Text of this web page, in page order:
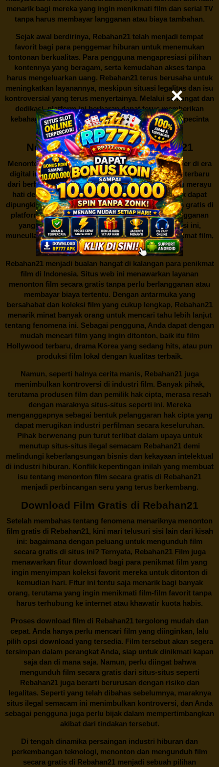
menarik bagi mereka yang ingin menikmati film dan serial TV
tanpa harus membayar langganan atau biaya tambahan.
Sejak awal berdirinya, Rebahan21 telah menjadi tempat
favorit bagi para penggemar hiburan untuk menemukan
tontonan berkualitas. Para pengguna mengapresiasi pilihan
kontennya yang beragam, serta kemudahan akses tanpa
harus mengeluarkan uang. Rebahan21terus berusaha untuk
meningkatkan layanannya, meskipun situasi legalitas dan isu
kontroversial yang terus menyertainya. Melalui semangat dan
dedikasi, platform ini berharap dapat terus memberikan
kebahagiaan dan hiburan bagi seluruh masyarakat pecinta
film dan serial TV di Indonesia.
Nonton Film Gratis di Rebahan21
Menonton film merupakan salah satu hiburan populer di era
digital ini. Banyak orang gemar menikmati film-film terbaru
dari berbagai genre untuk mengisi waktu luang atau merayu
hati dengan kisah yang mengharu biru. Namun, tak dapat
dipungkiri bahwa akses untuk menonton film secara gratis di
platform resmi seringkali memerlukan biaya berlangganan
yang tidak semua orang mampu. Di tengah situasi ini,
muncullah sebuah alternatif menarik bagi para penikmat film,
yaituRebahan21.
Rebahan21menjadi bualan hangat di kalangan para penikmat
film di Indonesia. Situs web ini menawarkan layanan
menonton film secara gratis tanpa perlu berlangganan atau
membayar biaya tertentu. Dengan antarmuka yang
bersahabat dan koleksi film yang cukup lengkap, Rebahan21
menarik minat banyak orang untuk mencari tahu lebih lanjut
tentang fenomena ini. Sebagai pengguna, Anda dapat dengan
mudah mencari film yang ingin ditonton, baik itu film
Hollywood terbaru, drama Korea yang sedang hits, atau pun
produksi film lokal dengan kualitas terbaik.
Namun, seperti halnya cerita manis, Rebahan21juga
menimbulkan kontroversi di industri film. Banyak pihak,
terutama produsen film dan pemilik hak cipta, merasa resah
dengan maraknya situs-situs seperti ini. Mereka
menganggapnya sebagai bentuk pelanggaran hak cipta yang
dapat merugikan industri perfilman secara keseluruhan.
Pihak berwenang pun turut terlibat dalam upaya untuk
menutup situs-situs ilegal semacam Rebahan21 demi
melindungi keberlangsungan bisnis dan kekayaan intelektual
di industri hiburan. Konflik kepentingan inilah yang membuat
isu tentang menonton film secara gratis di Rebahan21
menjadi perbincangan seru yang terus berkembang.
Download Film Gratis di Rebahan21
Setelah membahas tentang fenomena menariknya menonton
film gratis di Rebahan21, kini mari telusuri sisi lain dari kisah
ini: bagaimana dengan peluang untuk mengunduh film
secara gratis di situs ini? Ternyata, Rebahan21 Film juga
menawarkan fitur download bagi para penikmat film yang
ingin menyimpan koleksi favorit mereka untuk ditonton di
kemudian hari. Fitur ini tentu saja menarik bagi banyak
orang, terutama yang ingin menikmati film-film favorit tanpa
harus terhubung ke internet atau khawatir kuota habis.
Proses download film di Rebahan21tergolong mudah dan
cepat. Anda hanya perlu mencari film yang diinginkan, lalu
pilih opsi download yang tersedia. Film tersebut akan segera
tersimpan dalam perangkat Anda, siap untuk dinikmati kapan
saja dan di mana saja. Namun, perlu diingat bahwa
mengunduh film secara gratis dari situs-situs seperti
Rebahan21 juga berarti berurusan dengan risiko dan
legalitas. Seperti yang telah dibahas sebelumnya, maraknya
situs ilegal semacam ini menimbulkan kontroversi, dan Anda
sebagai pengguna juga perlu bijak dalam mempertimbangkan
akibat dari tindakan tersebut.
Di tengah dinamika persaingan industri hiburan dan
perkembangan teknologi, menonton dan mengunduh film
secara gratis di Rebahan21 menjadi sebuah pilihan